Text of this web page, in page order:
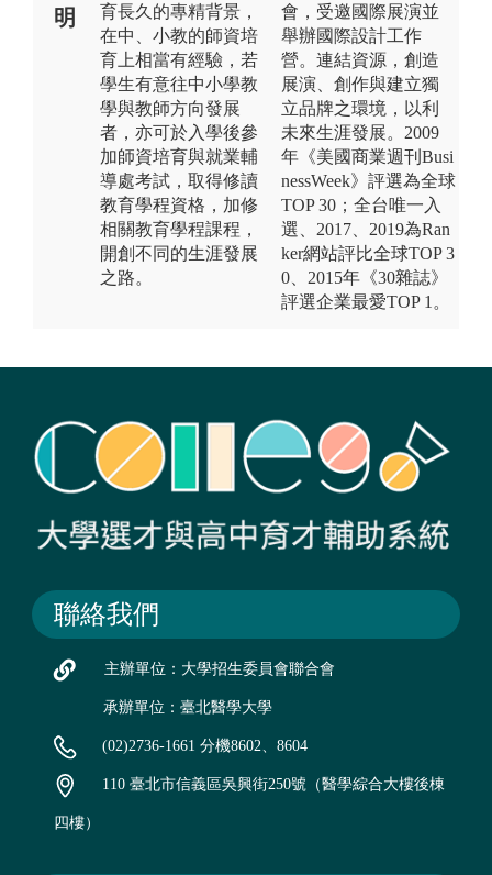
明
育長久的專精背景，
在中、小教的師資培
育上相當有經驗，若
學生有意往中小學教
學與教師方向發展
者，亦可於入學後參
加師資培育與就業輔
導處考試，取得修讀
教育學程資格，加修
相關教育學程課程，
開創不同的生涯發展
之路。
會，受邀國際展演並
舉辦國際設計工作
營。連結資源，創造
展演、創作與建立獨
立品牌之環境，以利
未來生涯發展。2009
年《美國商業週刊Busi
nessWeek》評選為全球
TOP 30；全台唯一入
選、2017、2019為Ran
ker網站評比全球TOP 3
0、2015年《30雜誌》
評選企業最愛TOP 1。
聯絡我們
主辦單位：大學招生委員會聯合會
承辦單位：臺北醫學大學
(02)2736-1661 分機8602、8604
110 臺北市信義區吳興街250號（醫學綜合大樓後棟
四樓）